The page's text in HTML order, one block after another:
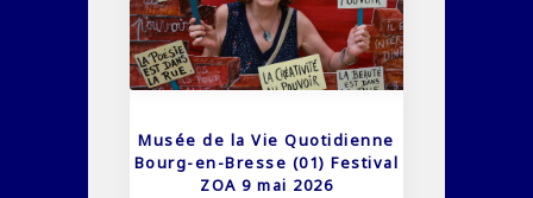
Musée de la Vie Quotidienne
Bourg-en-Bresse (01) Festival
ZOA 9 mai 2026